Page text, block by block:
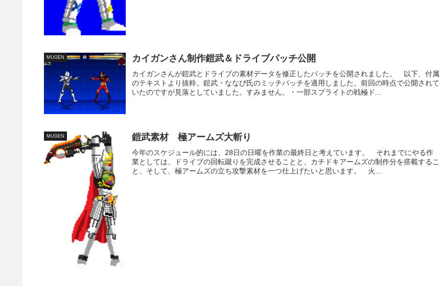
MUGEN カイガンさん制作鎧武＆ドライブパッチ公開
カイガンさんが鎧武とドライブの素材データを修正したパッチを公開されました。 以下、付属
のテキストより抜粋。鎧武・ななび氏のミッチパッチを適用しました。前回の時点で公開されて
いたのですが見落としていました。すみません。・一部スプライトの戦極ド...
MUGEN 鎧武素材 極アームズ大斬り
今年のスケジュール的には、28日の日曜を作業の最終日と考えています。 それまでにやる作
業としては、ドライブの回転蹴りを完成させることと、カチドキアームズの制作分を搭載するこ
と、そして、極アームズの立ち攻撃素材を一つ仕上げたいと思います。 火...